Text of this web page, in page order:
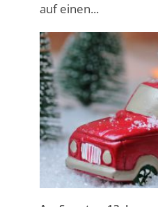
auf einen...